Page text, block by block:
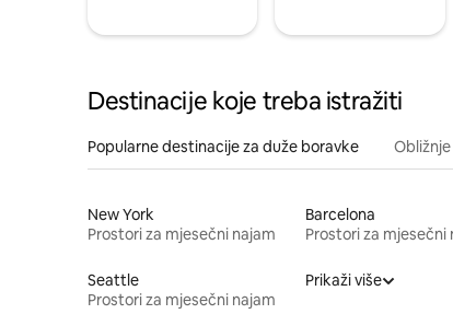
Destinacije koje treba istražiti
Popularne destinacije za duže boravke
New York
Prostori za mjesečni najam
Barcelona
Prostori za mjesečni
Seattle
Prostori za mjesečni najam
Prikaži više